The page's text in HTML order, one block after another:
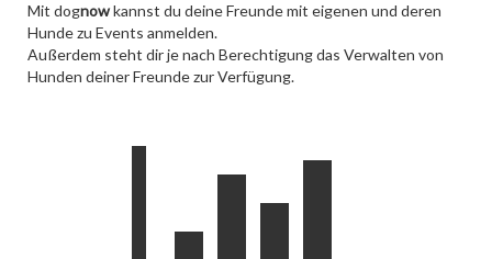
Mit dognowkannst du deine Freunde mit eigenen und deren
Hunde zu Events anmelden.
Außerdem steht dir je nach Berechtigung das Verwalten von
Hunden deiner Freunde zur Verfügung.